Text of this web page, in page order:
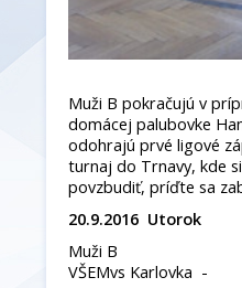
Muži B pokračujú v
domácej palubovke
odohrajú prvé ligové
turnaj do Trnavy, kde
povzbudiť, príďte sa
20.9.2016 Utorok
Muži B
VŠEMvs Karlovka -